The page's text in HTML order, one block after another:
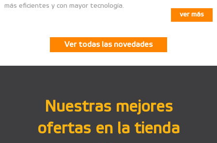
más eficientes y con mayor tecnología.
ver más
Ver todas las novedades
Nuestras mejores
ofertas en la tienda